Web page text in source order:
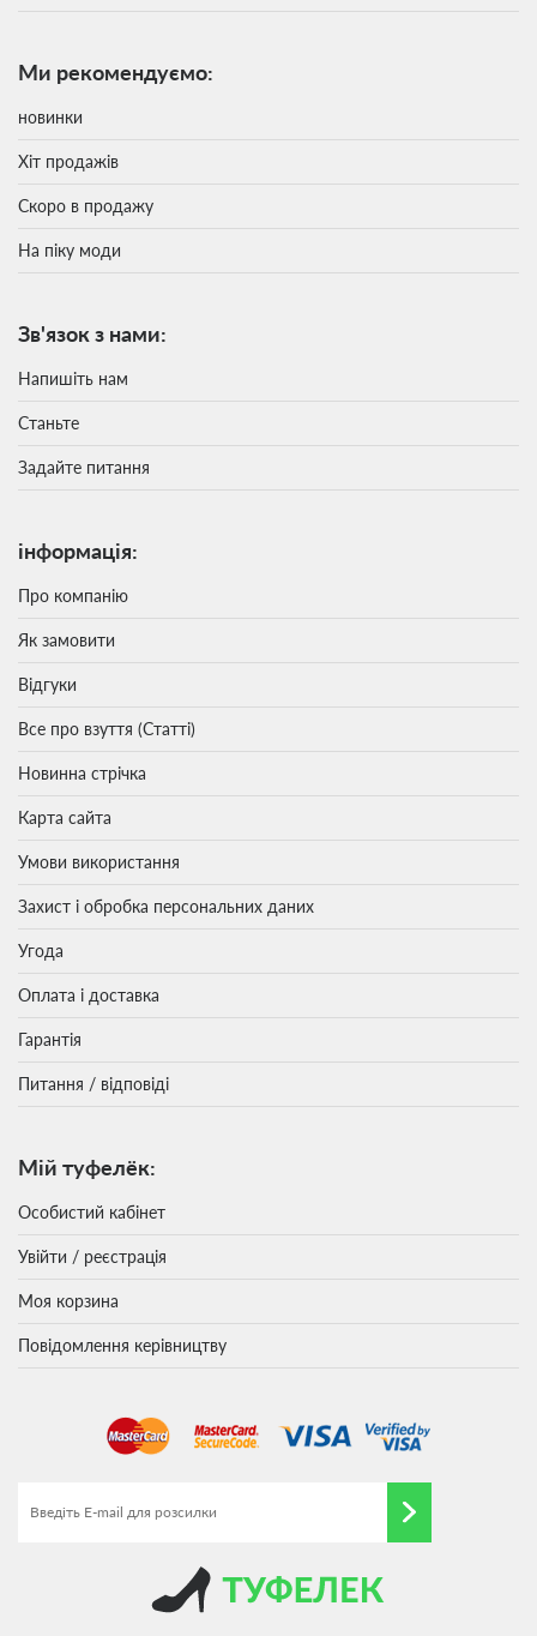
Ми рекомендуємо:
новинки
Хіт продажів
Скоро в продажу
На піку моди
Зв'язок з нами:
Напишіть нам
Станьте
Задайте питання
інформація:
Про компанію
Як замовити
Відгуки
Все про взуття (Статті)
Новинна стрічка
Карта сайта
Умови використання
Захист і обробка персональних даних
Угода
Оплата і доставка
Гарантія
Питання / відповіді
Мій туфелёк:
Особистий кабінет
Увійти / реєстрація
Моя корзина
Повідомлення керівництву